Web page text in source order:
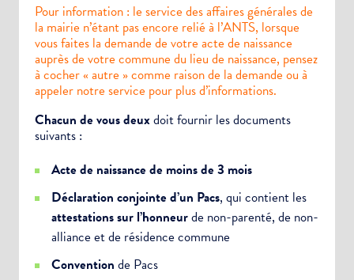
Pour information : le service des affaires générales de
la mairie n’étant pas encore relié à l’ANTS, lorsque
vous faites la demande de votre acte de naissance
auprès de votre commune du lieu de naissance, pensez
à cocher « autre » comme raison de la demande ou à
appeler notre service pour plus d’informations.
Chacun de vous deuxdoit fournir les documents
suivants :
Acte de naissance de moins de 3 mois
Déclaration conjointe d’un Pacs, qui contient les
attestations sur l’honneurde non-parenté, de non-
alliance et de résidence commune
Convention de Pacs